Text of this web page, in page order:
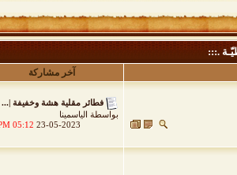
.:::
آخر مشاركة
فطائر مقلية هشة وخفيفة |...
بواسطة الياسمينا
23-05-2023
05:12 PM